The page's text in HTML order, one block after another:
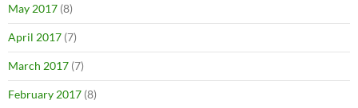
May 2017 (8)
April 2017 (7)
March 2017 (7)
February 2017 (8)